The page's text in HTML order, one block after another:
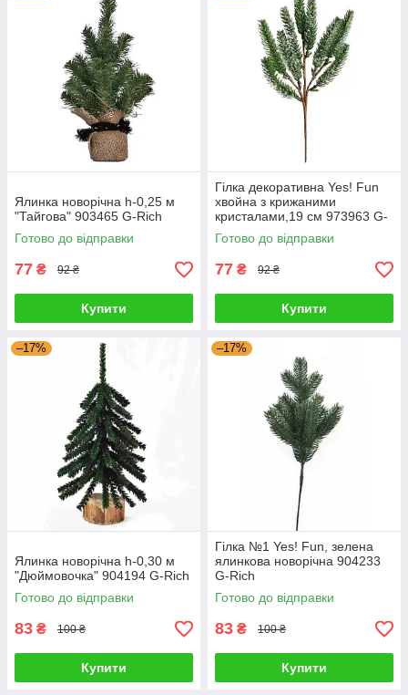
Ялинка новорічна h-0,25 м
"Тайгова" 903465 G-Rich
Готово до відправки
77 ₴ 92 ₴
Купити
Гілка декоративна Yes! Fun
хвойна з крижаними
кристалами,19 см 973963 G-
Rich
Готово до відправки
77 ₴ 92 ₴
Купити
–17%
Ялинка новорічна h-0,30 м
"Дюймовочка" 904194 G-Rich
Готово до відправки
83 ₴ 100 ₴
Купити
–17%
Гілка №1 Yes! Fun, зелена
ялинкова новорічна 904233
G-Rich
Готово до відправки
83 ₴ 100 ₴
Купити